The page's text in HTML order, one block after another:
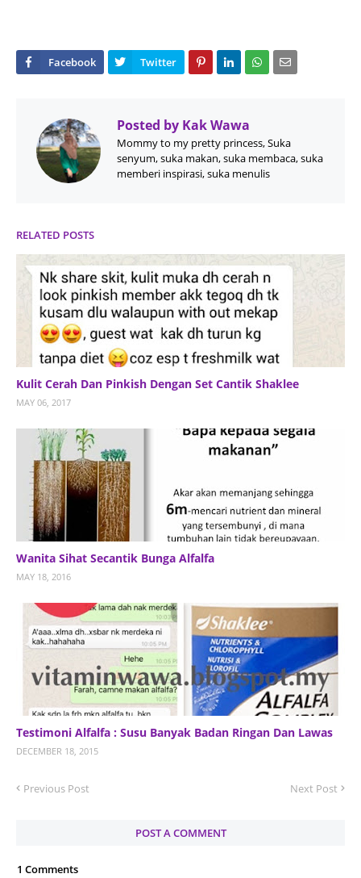
Posted by Kak Wawa
Mommy to my pretty princess, Suka
senyum, suka makan, suka membaca, suka
memberi inspirasi, suka menulis
RELATED POSTS
Kulit Cerah Dan Pinkish Dengan Set Cantik Shaklee
MAY 06, 2017
Wanita Sihat Secantik Bunga Alfalfa
MAY 18, 2016
Testimoni Alfalfa : Susu Banyak Badan Ringan Dan Lawas
DECEMBER 18, 2015
Previous Post Next Post
POST A COMMENT
1 Comments